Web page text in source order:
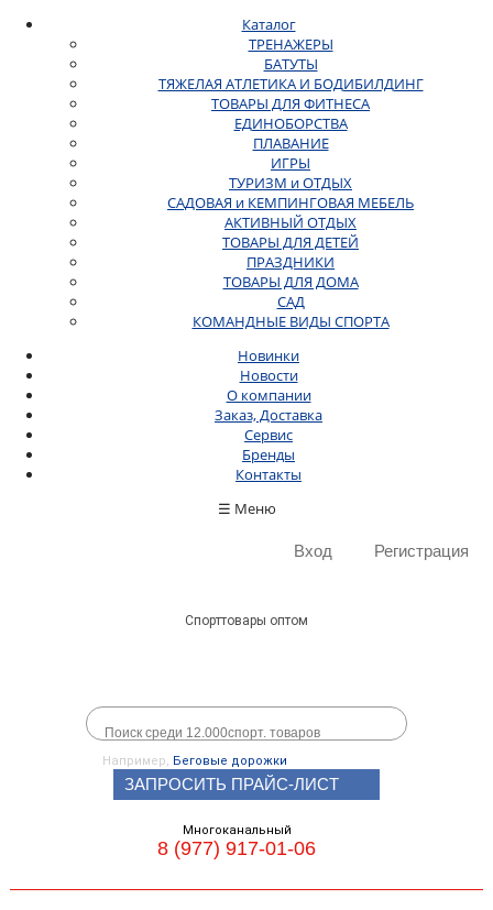
Каталог
ТРЕНАЖЕРЫ
БАТУТЫ
ТЯЖЕЛАЯ АТЛЕТИКА И БОДИБИЛДИНГ
ТОВАРЫ ДЛЯ ФИТНЕСА
ЕДИНОБОРСТВА
ПЛАВАНИЕ
ИГРЫ
ТУРИЗМ и ОТДЫХ
САДОВАЯ и КЕМПИНГОВАЯ МЕБЕЛЬ
АКТИВНЫЙ ОТДЫХ
ТОВАРЫ ДЛЯ ДЕТЕЙ
ПРАЗДНИКИ
ТОВАРЫ ДЛЯ ДОМА
САД
КОМАНДНЫЕ ВИДЫ СПОРТА
Новинки
Новости
О компании
Заказ, Доставка
Сервис
Бренды
Контакты
☰ Меню
Вход Регистрация
Спорттовары оптом
Например, Беговые дорожки
ЗАПРОСИТЬ ПРАЙС-ЛИСТ
Многоканальный
8 (977) 917-01-06